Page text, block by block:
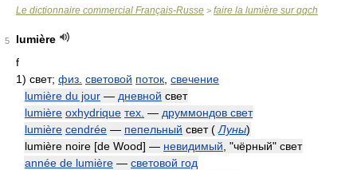
Le dictionnaire commercial Français-Russe > faire la lumière sur qqch
5
lumière
f
1) свет; физ. световой поток свечение
lumière du jour — дневной свет
lumière oxhydrique тех. — друммондов свет
lumière cendrée — пепельный свет( Луны)
lumière noire [de Wood] — невидимый , "чёрный" свет
année de lumière — световой год